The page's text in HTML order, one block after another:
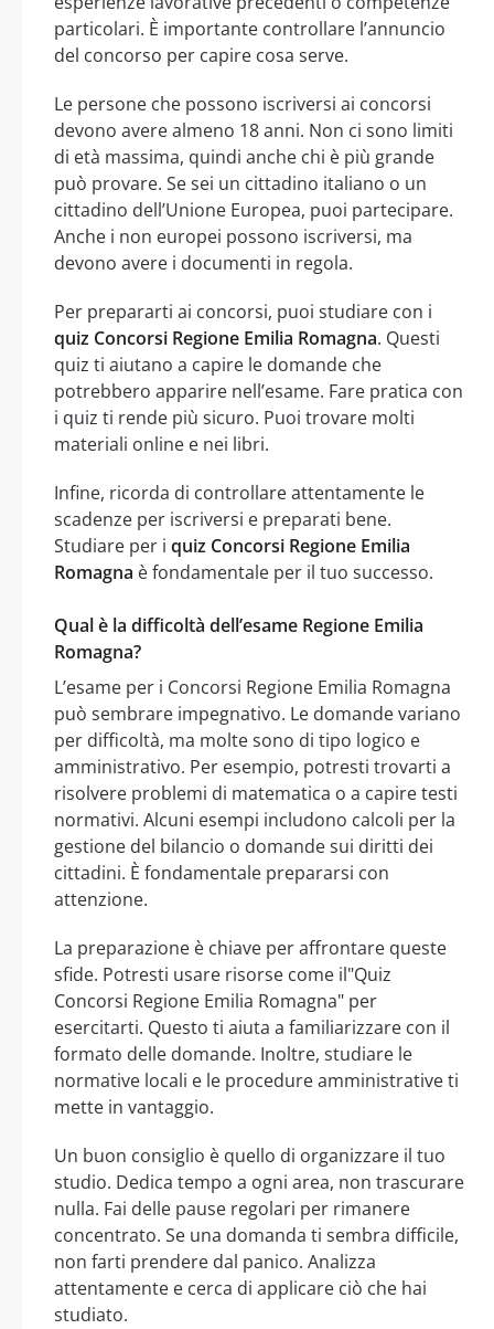
particolari. È importante controllare l’annuncio
del concorso per capire cosa serve.
Le persone che possono iscriversi ai concorsi
devono avere almeno 18 anni. Non ci sono limiti
di età massima, quindi anche chi è più grande
può provare. Se sei un cittadino italiano o un
cittadino dell’Unione Europea, puoi partecipare.
Anche i non europei possono iscriversi, ma
devono avere i documenti in regola.
Per prepararti ai concorsi, puoi studiare con i
quiz Concorsi Regione Emilia Romagna. Questi
quiz ti aiutano a capire le domande che
potrebbero apparire nell’esame. Fare pratica con
i quiz ti rende più sicuro. Puoi trovare molti
materiali online e nei libri.
Infine, ricorda di controllare attentamente le
scadenze per iscriversi e preparati bene.
Studiare per i quiz Concorsi Regione Emilia
Romagna è fondamentale per il tuo successo.
Qual è la difficoltà dell’esame Regione Emilia
Romagna?
L’esame per i Concorsi Regione Emilia Romagna
può sembrare impegnativo. Le domande variano
per difficoltà, ma molte sono di tipo logico e
amministrativo. Per esempio, potresti trovarti a
risolvere problemi di matematica o a capire testi
normativi. Alcuni esempi includono calcoli per la
gestione del bilancio o domande sui diritti dei
cittadini. È fondamentale prepararsi con
attenzione.
La preparazione è chiave per affrontare queste
sfide. Potresti usare risorse come il"Quiz
Concorsi Regione Emilia Romagna" per
esercitarti. Questo ti aiuta a familiarizzare con il
formato delle domande. Inoltre, studiare le
normative locali e le procedure amministrative ti
mette in vantaggio.
Un buon consiglio è quello di organizzare il tuo
studio. Dedica tempo a ogni area, non trascurare
nulla. Fai delle pause regolari per rimanere
concentrato. Se una domanda ti sembra difficile,
non farti prendere dal panico. Analizza
attentamente e cerca di applicare ciò che hai
studiato.